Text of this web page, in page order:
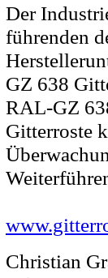
Der
führenden
GZ 638
RAL-GZ
Gitterroste
Christian